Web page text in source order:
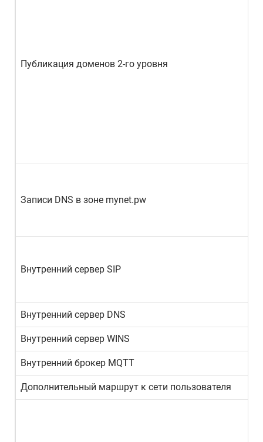
Публикация доменов 2-го уровня
Записи DNS в зоне mynet.pw
Внутренний сервер SIP
Внутренний сервер DNS
Внутренний сервер WINS
Внутренний брокер MQTT
Дополнительный маршрут к сети пользователя